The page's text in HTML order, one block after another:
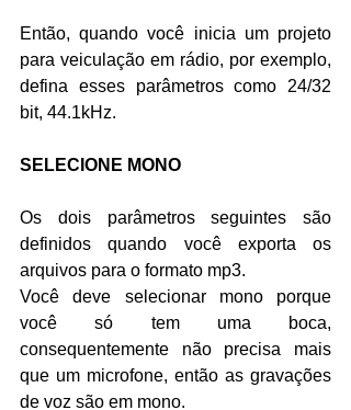
Então, quando você inicia um projeto
para veiculação em rádio, por exemplo,
defina esses parâmetros como 24/32
bit, 44.1kHz.
SELECIONE MONO
Os dois parâmetros seguintes são
definidos quando você exporta os
arquivos para o formato mp3.
Você deve selecionar mono porque
você só tem uma boca,
consequentemente não precisa mais
que um microfone, então as gravações
de voz são em mono.